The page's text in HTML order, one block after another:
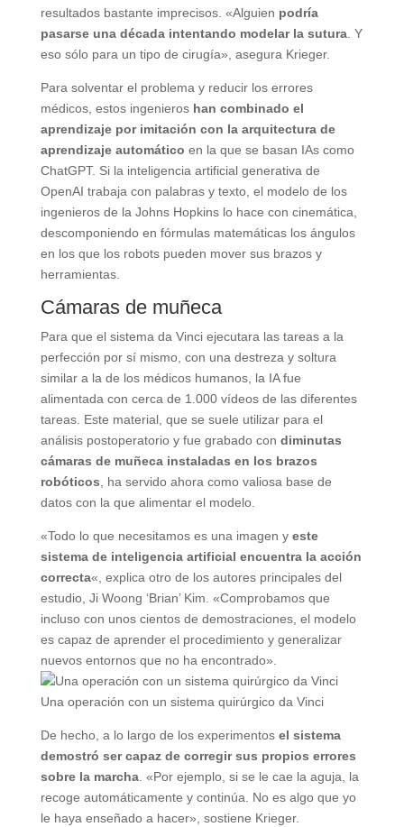
resultados bastante imprecisos. «Alguien podría
pasarse una década intentando modelar la sutura. Y
eso sólo para un tipo de cirugía», asegura Krieger.
Para solventar el problema y reducir los errores
médicos, estos ingenieros han combinado el
aprendizaje por imitación con la arquitectura de
aprendizaje automático en la que se basan IAs como
ChatGPT. Si la inteligencia artificial generativa de
OpenAI trabaja con palabras y texto, el modelo de los
ingenieros de la Johns Hopkins lo hace con cinemática,
descomponiendo en fórmulas matemáticas los ángulos
en los que los robots pueden mover sus brazos y
herramientas.
Cámaras de muñeca
Para que el sistema da Vinci ejecutara las tareas a la
perfección por sí mismo, con una destreza y soltura
similar a la de los médicos humanos, la IA fue
alimentada con cerca de 1.000 vídeos de las diferentes
tareas. Este material, que se suele utilizar para el
análisis postoperatorio y fue grabado con diminutas
cámaras de muñeca instaladas en los brazos
robóticos , ha servido ahora como valiosa base de
datos con la que alimentar el modelo.
«Todo lo que necesitamos es una imagen y este
sistema de inteligencia artificial encuentra la acción
correcta«, explica otro de los autores principales del
estudio, Ji Woong ‘Brian’ Kim. «Comprobamos que
incluso con unos cientos de demostraciones, el modelo
es capaz de aprender el procedimiento y generalizar
nuevos entornos que no ha encontrado».
Una operación con un sistema quirúrgico da Vinci
De hecho, a lo largo de los experimentos el sistema
demostró ser capaz de corregir sus propios errores
sobre la marcha. «Por ejemplo, si se le cae la aguja, la
recoge automáticamente y continúa. No es algo que yo
le haya enseñado a hacer», sostiene Krieger.